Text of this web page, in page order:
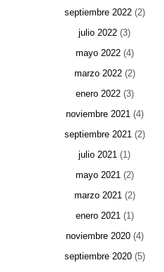
septiembre 2022(2)
julio 2022 (3)
mayo 2022(4)
marzo 2022(2)
enero 2022(3)
noviembre 2021(4)
septiembre 2021(2)
julio 2021 (1)
mayo 2021(2)
marzo 2021(2)
enero 2021(1)
noviembre 2020(4)
septiembre 2020(5)